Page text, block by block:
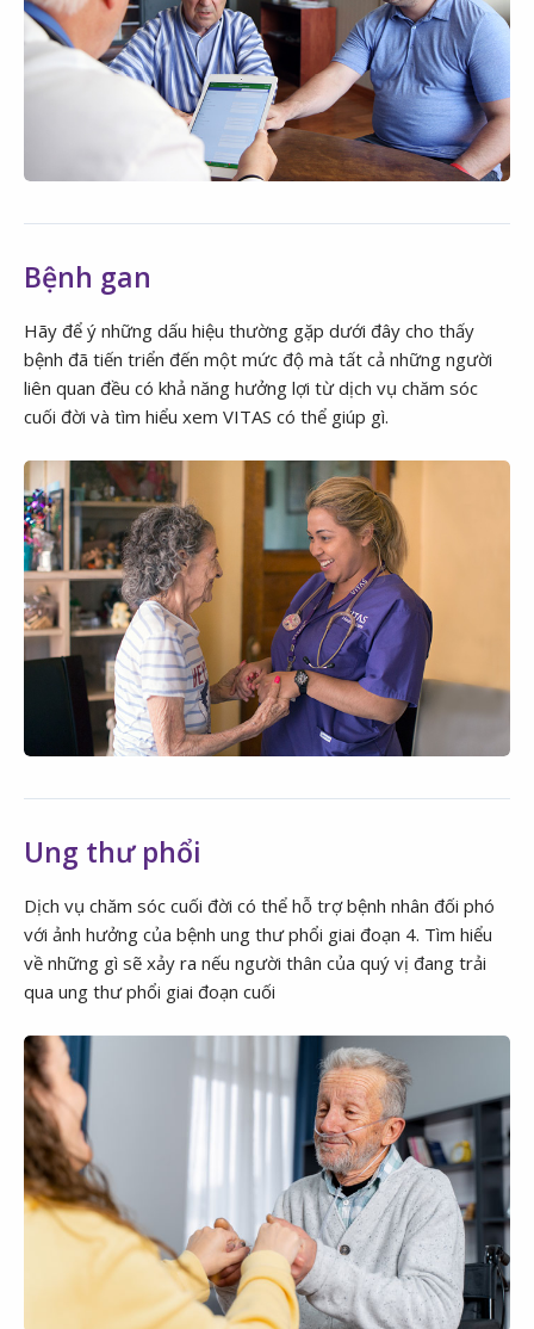
Bệnh gan
Hãy để ý những dấu hiệu thường gặp dưới đây cho thấy
bệnh đã tiến triển đến một mức độ mà tất cả những người
liên quan đều có khả năng hưởng lợi từ dịch vụ chăm sóc
cuối đời và tìm hiểu xem VITAS có thể giúp gì.
Ung thư phổi
Dịch vụ chăm sóc cuối đời có thể hỗ trợ bệnh nhân đối phó
với ảnh hưởng của bệnh ung thư phổi giai đoạn 4. Tìm hiểu
về những gì sẽ xảy ra nếu người thân của quý vị đang trải
qua ung thư phổi giai đoạn cuối